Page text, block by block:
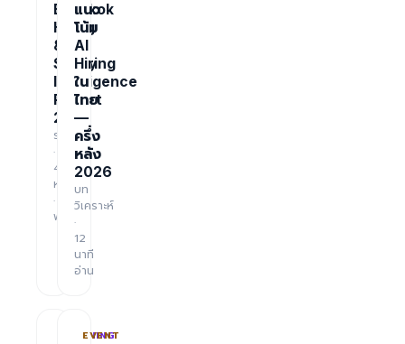
Bangkok
Hiring
&
Salary
Intelligence
Report
2026
รายงาน
·
48
หน้า
·
ฟรี
แนว
โน้ม
AI
Hiring
ใน
ไทย
—
ครึ่ง
หลัง
2026
บท
วิเคราะห์
·
12
นาที
อ่าน
TRAINING
EVENT